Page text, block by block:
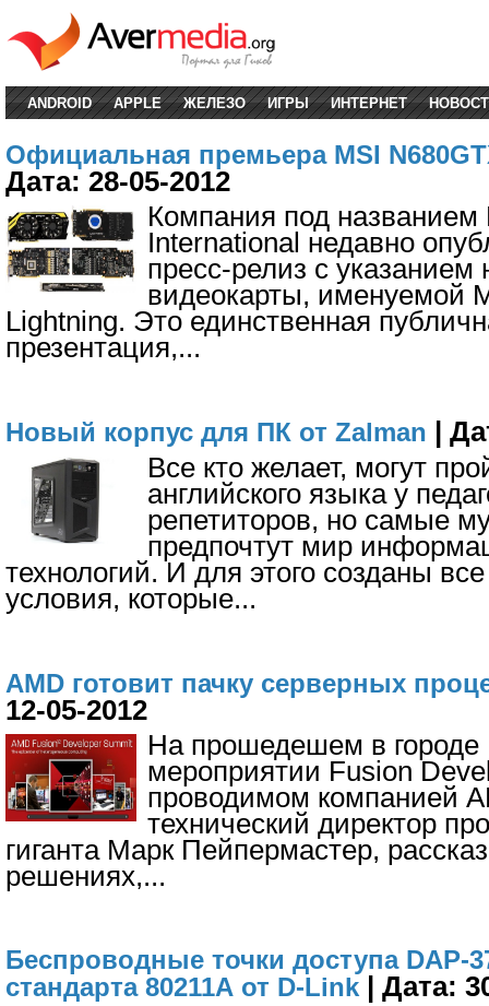
ANDROID APPLE ЖЕЛЕЗО ИГРЫ ИНТЕРНЕТ
Официальная премьера MSI
Дата: 28-05-2012
Компания под названием
International недавно
пресс-релиз с указанием
видеокарты, именуемой
Lightning. Это единственная
презентация,...
Новый корпус для ПК от Zalman
|
Все кто желает, могут
английского языка у
репетиторов, но самые
предпочтут мир
технологий. И для этого созданы
условия, которые...
AMD готовит пачку серверных
12-05-2012
На прошедешем в
мероприятии Fusion
проводимом компанией
технический директор
гиганта Марк Пейпермастер,
решениях,...
Беспроводные точки доступа DAP-
стандарта 80211А от D-Link
| Дата: